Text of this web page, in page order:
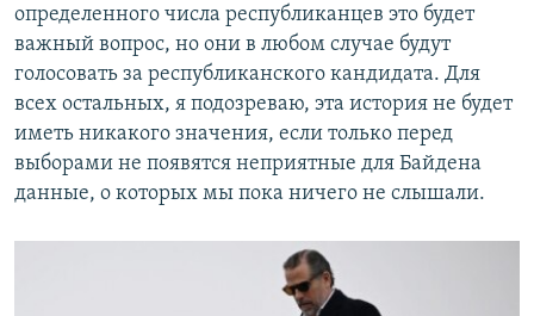
определенного числа республиканцев это будет
важный вопрос, но они в любом случае будут
голосовать за республиканского кандидата. Для
всех остальных, я подозреваю, эта история не будет
иметь никакого значения, если только перед
выборами не появятся неприятные для Байдена
данные, о которых мы пока ничего не слышали.